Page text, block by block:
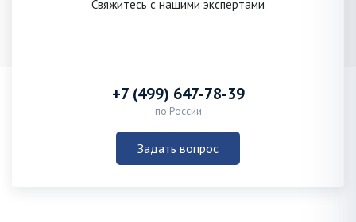
Свяжитесь с нашими экспертами
+7 (499) 647-78-39
по России
Задать вопрос